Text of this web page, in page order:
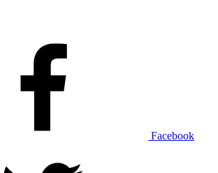
Facebook